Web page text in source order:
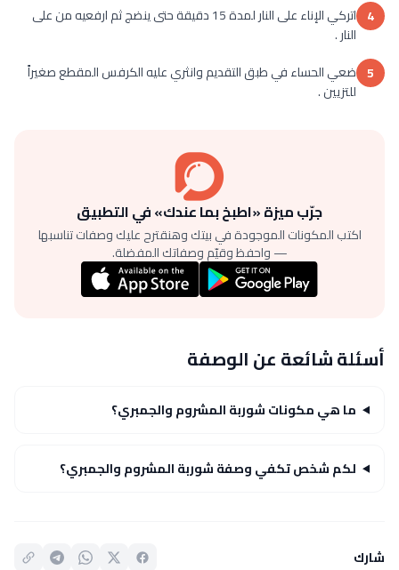
4
اتركي الإناء على النار لمدة 15 دقيقة حتى ينضج ثم ارفعيه من على
النار .
5 ضعي الحساء في طبق التقديم وانثري عليه الكرفس المقطع صغيراً
للتزيين .
جرّب ميزة «اطبخ بما عندك» في التطبيق
اكتب المكونات الموجودة في بيتك وهنقترح عليك وصفات تناسبها
— واحفظ وقيّم وصفاتك المفضلة.
أسئلة شائعة عن الوصفة
ما هي مكونات شوربة المشروم والجمبري؟
لكم شخص تكفي وصفة شوربة المشروم والجمبري؟
شارك